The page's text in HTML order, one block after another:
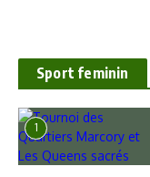
Sport feminin
1